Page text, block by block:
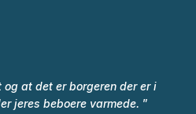
at det er borgeren der er i
jeres beboere varmede. ”